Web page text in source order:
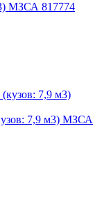
МЗСА 817774
7,9 м3) МЗСА